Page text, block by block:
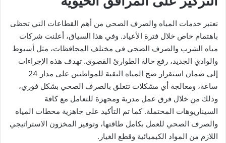
تعتبر خدمات المياه والصرف الصحي من أهم القطاعات التي تحظى
باهتمام خاص خلال فترة الأعياد. وفي هذا السياق، أعلنت شركات
مياه الشرب والصرف الصحي في مختلف المحافظات، مثل أسيوط
والوادي الجديد، رفع حالة الطوارئ القصوى. تهدف هذه الإجراءات
إلى ضمان استقرار ضخ المياه النقية للمواطنين على مدار 24
ساعة، ومعالجة أي مشكلات تتعلق بالصرف الصحي بشكل فوري،
وذلك من خلال فرق عمل مدربة ومجهزة للتعامل مع كافة
السيناريوهات المحتملة. كما تم التأكيد على جاهزية محطات المياه
والصرف الصحي للعمل بكامل طاقتها، وتوفير المخزون الاستراتيجي
اللازم من المواد الكيميائية وقطع الغيار.